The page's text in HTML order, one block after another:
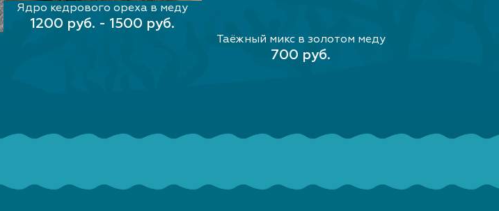
ВЫБЕРИТЕ ПАРАМЕТРЫ
Ядро кедрового ореха в меду
1200 руб. - 1500 руб.
В КОРЗИНУ
Таёжный микс в золотом меду
700 руб.